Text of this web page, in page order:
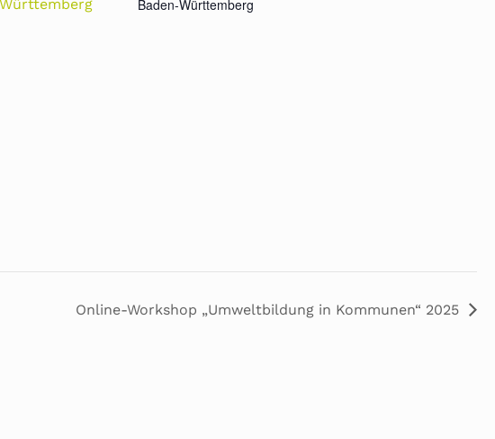
Baden-Württemberg
Online-Workshop „Umweltbildung in Kommunen“ 2025